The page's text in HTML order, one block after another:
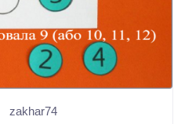
zakhar74